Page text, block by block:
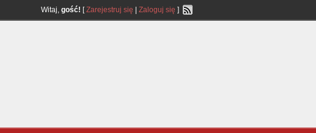
Witaj, gość! [Zarejestruj się Zaloguj się ]